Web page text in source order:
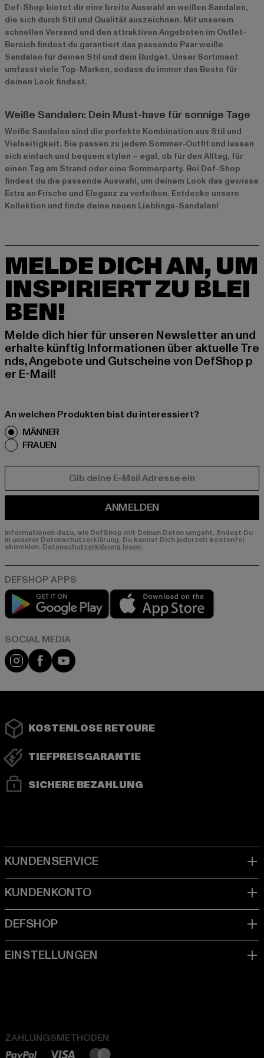
Def-Shop bietet dir eine breite Auswahl an weißen Sandalen,
die sich durch Stil und Qualität auszeichnen. Mit unserem
schnellen Versand und den attraktiven Angeboten im Outlet-
Bereich findest du garantiert das passende Paar weiße
Sandalen für deinen Stil und dein Budget. Unser Sortiment
umfasst viele Top-Marken, sodass du immer das Beste für
deinen Look findest.
Weiße Sandalen: Dein Must-have für sonnige Tage
Weiße Sandalen sind die perfekte Kombination aus Stil und
Vielseitigkeit. Sie passen zu jedem Sommer-Outfit und lassen
sich einfach und bequem stylen – egal, ob für den Alltag, für
einen Tag am Strand oder eine Sommerparty. Bei Def-Shop
findest du die passende Auswahl, um deinem Look das gewisse
Extra an Frische und Eleganz zu verleihen. Entdecke unsere
Kollektion und finde deine neuen Lieblings-Sandalen!
MELDE DICH AN, UM
INSPIRIERT ZU BLEI
BEN!
Melde dich hier für unseren Newsletter an und
erhalte künftig Informationen über aktuelle Tre
nds, Angebote und Gutscheine von DefShop p
er E-Mail!
An welchen Produkten bist du interessiert?
MÄNNER
FRAUEN
ANMELDEN
Informationen dazu, wie DefShop mit Deinen Daten umgeht, findest Du
in unserer Datenschutzerklärung. Du kannst Dich jederzeit kostenfei
abmelden. Datenschutzerklärung lesen.
Play market
Instagram
FacebookYouTube
KOSTENLOSE RETOURE
TIEFPREISGARANTIE
SICHERE BEZAHLUNG
ZAHLUNGSMETHODEN